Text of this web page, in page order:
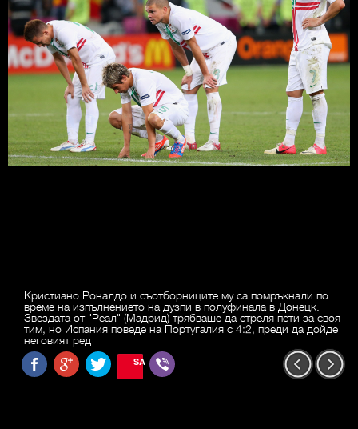
Кристиано Роналдо и съотборниците му са помръкнали по
време на изпълнението на дузпи в полуфинала в Донецк.
Звездата от "Реал" (Мадрид) трябваше да стреля пети за своя
тим, но Испания поведе на Португалия с 4:2, преди да дойде
неговият ред
SAVE